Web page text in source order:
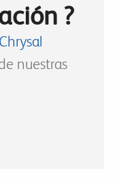
?
Chrysal
nuestras